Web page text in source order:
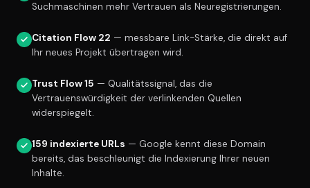
Suchmaschinen mehr Vertrauen als Neuregistrierungen.
Citation Flow 22 — messbare Link-Stärke, die direkt auf
Ihr neues Projekt übertragen wird.
Trust Flow 15 — Qualitätssignal, das die
Vertrauenswürdigkeit der verlinkenden Quellen
widerspiegelt.
159 indexierte URLs — Google kennt diese Domain
bereits, das beschleunigt die Indexierung Ihrer neuen
Inhalte.